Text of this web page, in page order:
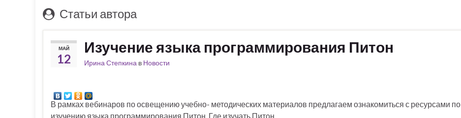
Статьи автора
МАЙ
12
Изучение языка программирования Питон
Ирина Степкина в Новости
В рамках вебинаров по освещению учебно- методических материалов предлагаем ознакомиться с ресурсами по
изучению языка программирования Питон. Где изучать Питон